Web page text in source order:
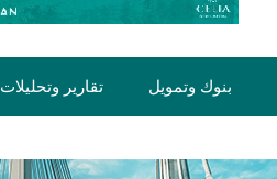
بنوك وتمويل تقارير وتحليلات